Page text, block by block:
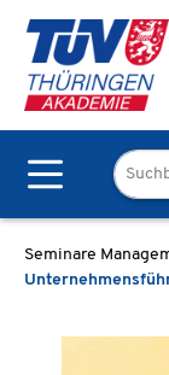
Zum Hauptinhalt
Seminare